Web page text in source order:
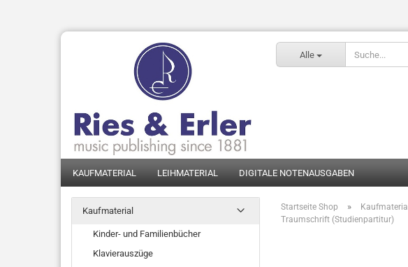
Alle
KAUFMATERIAL LEIHMATERIAL DIGITALE NOTENAUSGABEN
Startseite Shop » Kaufmaterial
Traumschrift (Studienpartitur)
Kaufmaterial
Kinder- und Familienbücher
Klavierauszüge